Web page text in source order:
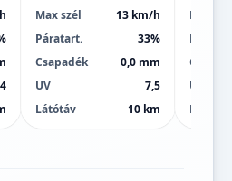
Max szél
13 km/h
Páratart.
33%
Csapadék
0,0 mm
UV
7,5
Látótáv
10 km
Max
UV
Látótáv